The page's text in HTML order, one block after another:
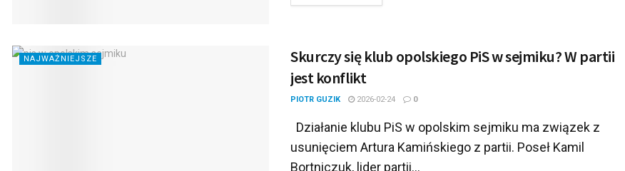
NAJWAŻNIEJSZE
Skurczy się klub opolskiego PiS w sejmiku? W partii
jest konflikt
PIOTR GUZIK 2026-02-24 0
Działanie klubu PiS w opolskim sejmiku ma związek z
usunięciem Artura Kamińskiego z partii. Poseł Kamil
Bortniczuk, lider partii...